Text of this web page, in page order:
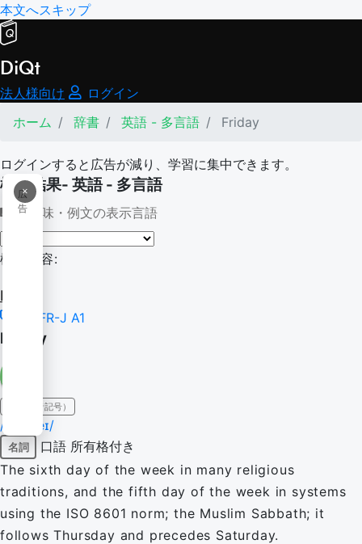
本文へスキップ
DiQt
法人様向け
ログイン
ホーム
辞書 英語 - 多言語 Friday
ログインすると広告が減り、学習に集中できます。
×
広
告
検索結果- 英語 - 多言語
意味・例文の表示言語
検索内容:
Friday
CEFR-J A1
Friday
IPA（発音記号）
/ˈfɹaɪdeɪ/
名詞 口語 所有格付き
The sixth day of the week in many religious
traditions, and the fifth day of the week in systems
using the ISO 8601 norm; the Muslim Sabbath; it
follows Thursday and precedes Saturday.